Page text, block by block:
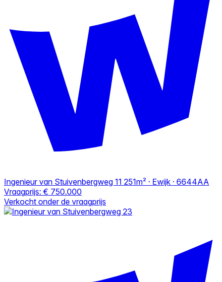
Ingenieur van Stuivenbergweg 11 251m² · Ewijk · 6644AA
Vraagprijs: € 750.000
Verkocht onder de vraagprijs